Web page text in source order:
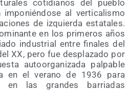
coti­dia­nos del pue­blo
al ver­ti­ca­lis­mo
de izquier­da esta­ta­les.
en los pri­me­ros años
indus­trial entre fina­les del
XX, pero fue des­pla­za­do por
auto­or­ga­ni­za­da pal­pa­ble
en el verano de 1936 para
en las gran­des barria­das